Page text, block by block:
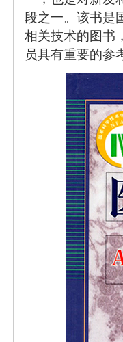
段之一。该书是
相关技术的图书
员具有重要的参